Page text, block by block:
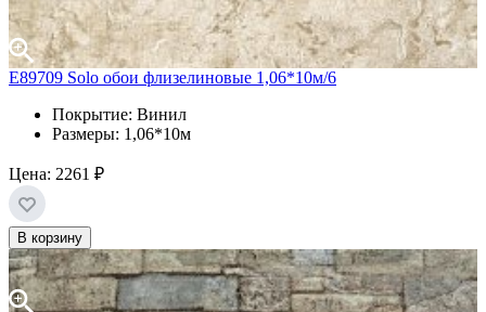
Е89709 Solo обои флизелиновые 1,06*10м/6
Покрытие: Винил
Размеры: 1,06*10м
Цена: 2261 ₽
В корзину